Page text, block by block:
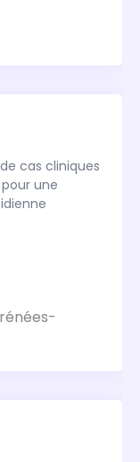
cas cliniques
une